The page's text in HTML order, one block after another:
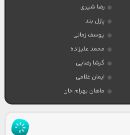
رضا شیری
پازل بند
یوسف زمانی
محمد علیزاده
گرشا رضایی
ایمان غلامی
ماهان بهرام خان